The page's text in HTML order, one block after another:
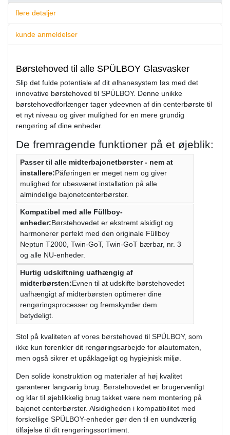
flere detaljer
kunde anmeldelser
Børstehoved til alle SPÜLBOY Glasvasker
Slip det fulde potentiale af dit ølhanesystem løs med det
innovative børstehoved til SPÜLBOY. Denne unikke
børstehovedforlænger tager ydeevnen af ​​din centerbørste til
et nyt niveau og giver mulighed for en mere grundig
rengøring af dine enheder.
De fremragende funktioner på et øjeblik:
Passer til alle midterbajonetbørster - nem at
installere:Påføringen er meget nem og giver
mulighed for ubesværet installation på alle
almindelige bajonetcenterbørster.
Kompatibel med alle Füllboy-
enheder:Børstehovedet er ekstremt alsidigt og
harmonerer perfekt med den originale Füllboy
Neptun T2000, Twin-GoT, Twin-GoT bærbar, nr. 3
og alle NU-enheder.
Hurtig udskiftning uafhængig af
midterbørsten:Evnen til at udskifte børstehovedet
uafhængigt af midterbørsten optimerer dine
rengøringsprocesser og fremskynder dem
betydeligt.
Stol på kvaliteten af ​​vores børstehoved til SPÜLBOY, som
ikke kun forenkler dit rengøringsarbejde for ølautomaten,
men også sikrer et upåklageligt og hygiejnisk miljø.
Den solide konstruktion og materialer af høj kvalitet
garanterer langvarig brug. Børstehovedet er brugervenligt
og klar til øjeblikkelig brug takket være nem montering på
bajonet centerbørster. Alsidigheden i kompatibilitet med
forskellige SPÜLBOY-enheder gør den til en uundværlig
tilføjelse til dit rengøringssortiment.